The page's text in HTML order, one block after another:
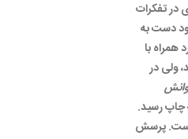
در تفکرات
دست به
با
ولی در
چاپ رسید.
است. پرسش